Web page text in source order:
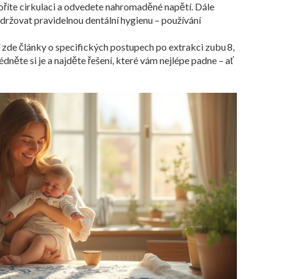
cirkulaci a odvedete nahromaděné napětí. Dále
pravidelnou dentální hygienu – používání
články o specifických postupech po extrakci zubu 8,
si je a najděte řešení, které vám nejlépe padne – ať